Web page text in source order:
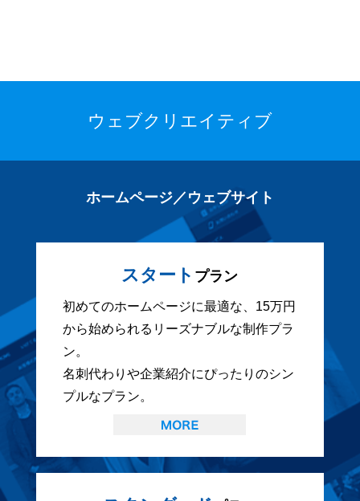
ウェブクリエイティブ
ホームページ／ウェブサイト
スタート プラン
初めてのホームページに最適な、15万円
から始められるリーズナブルな制作プラ
ン。
名刺代わりや企業紹介にぴったりのシン
プルなプラン。